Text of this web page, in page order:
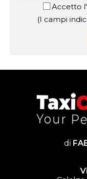
Accetto
(I campi
di